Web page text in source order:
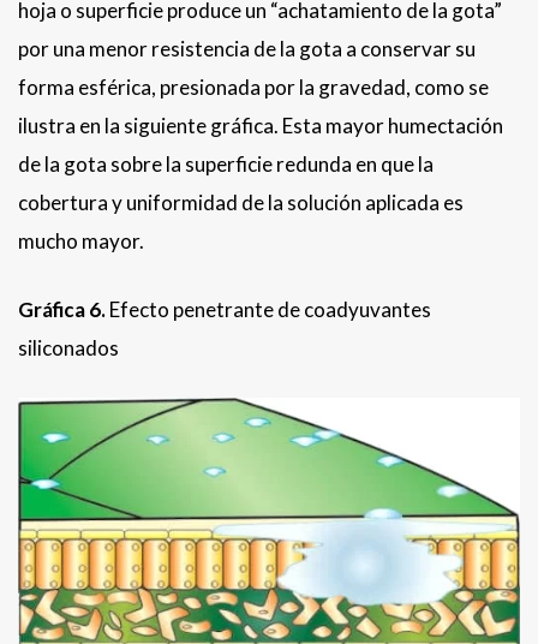
hoja o superficie produce un “achatamiento de la gota”
por una menor resistencia de la gota a conservar su
forma esférica, presionada por la gravedad, como se
ilustra en la siguiente gráfica. Esta mayor humectación
de la gota sobre la superficie redunda en que la
cobertura y uniformidad de la solución aplicada es
mucho mayor.
Gráfica 6.Efecto penetrante de coadyuvantes
siliconados